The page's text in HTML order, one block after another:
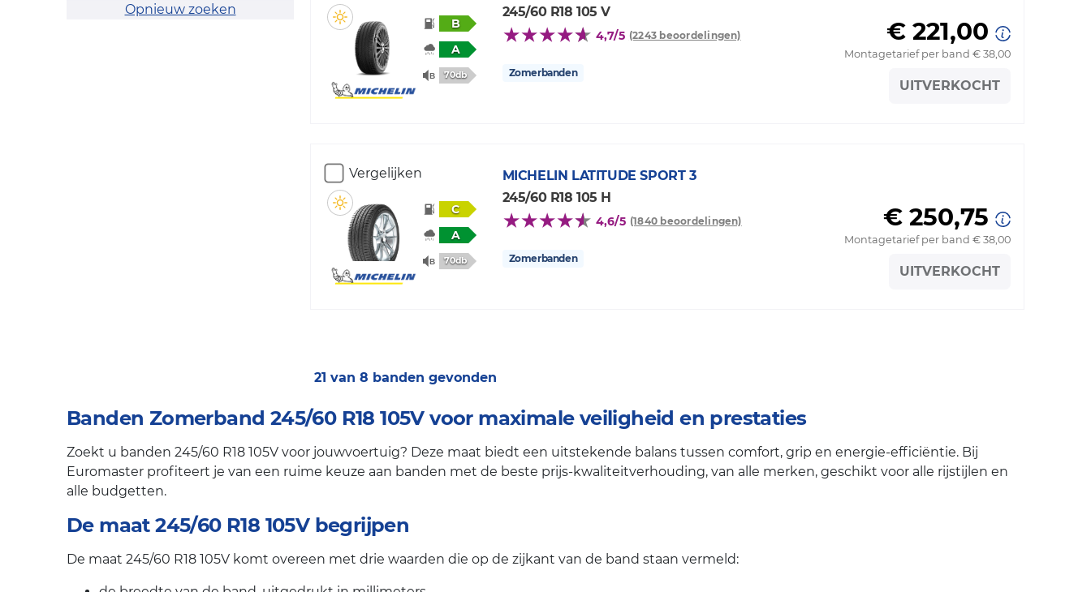
Opnieuw zoeken
B
A
70db
245/60 R18 105 V
4,7/5 (2243 beoordelingen)
Zomerbanden
€ 221,00
Montagetarief per band € 38,00
UITVERKOCHT
Vergelijken
C
A
70db
MICHELIN LATITUDE SPORT 3
245/60 R18 105 H
4,6/5 (1840 beoordelingen)
Zomerbanden
€ 250,75
Montagetarief per band € 38,00
UITVERKOCHT
21 van 8 banden gevonden
Banden Zomerband 245/60 R18 105V voor maximale veiligheid en prestaties
Zoekt u banden 245/60 R18 105V voor jouwvoertuig? Deze maat biedt een uitstekende balans tussen comfort, grip en energie-efficiëntie. Bij
Euromaster profiteert je van een ruime keuze aan banden met de beste prijs-kwaliteitverhouding, van alle merken, geschikt voor alle rijstijlen en
alle budgetten.
De maat 245/60 R18 105V begrijpen
De maat 245/60 R18 105V komt overeen met drie waarden die op de zijkant van de band staan vermeld: